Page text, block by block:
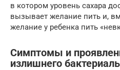
в котором уровень сахара
вызывает желание пить и,
желание у ребенка пить
Симптомы и
излишнего